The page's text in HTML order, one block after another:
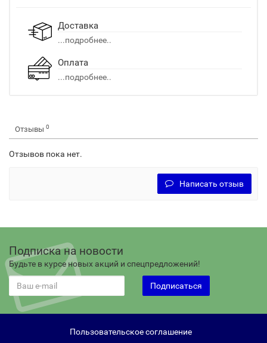
Доставка
...подробнее..
Оплата
...подробнее..
Отзывы 0
Отзывов пока нет.
Написать отзыв
Подписка на новости
Будьте в курсе новых акций и спецпредложений!
Подписаться
Пользовательское соглашение